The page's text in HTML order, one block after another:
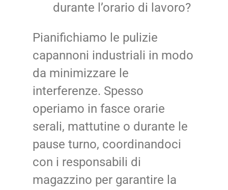
durante l’orario di lavoro?
Pianifichiamo le pulizie
capannoni industriali in modo
da minimizzare le
interferenze. Spesso
operiamo in fasce orarie
serali, mattutine o durante le
pause turno, coordinandoci
con i responsabili di
magazzino per garantire la